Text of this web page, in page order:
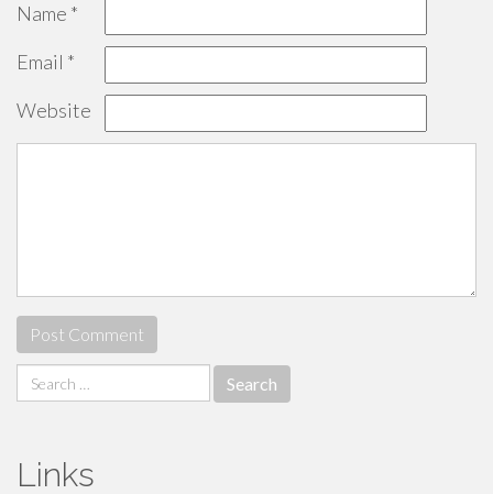
Name *
Email *
Website
Search
for:
Links